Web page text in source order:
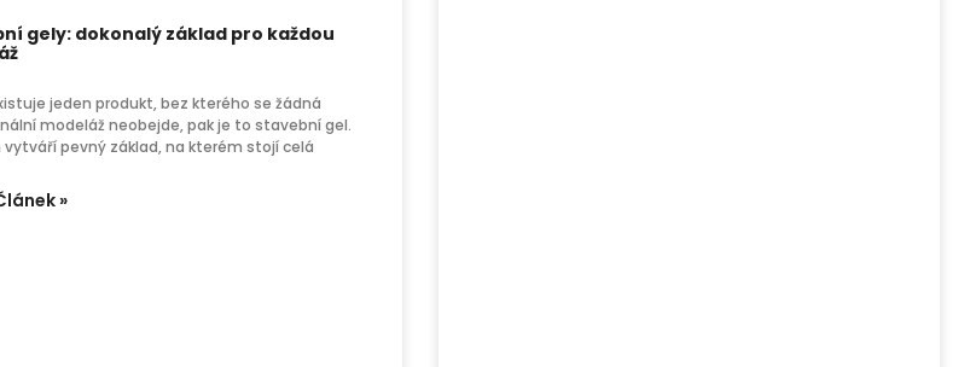
gely: dokonalý základ pro každou
jeden produkt, bez kterého se žádná
modeláž neobejde, pak je to stavební gel.
vytváří pevný základ, na kterém stojí celá
»